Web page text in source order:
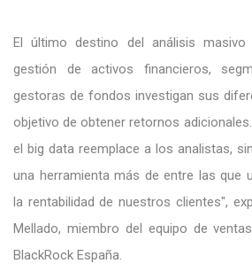
El último destino del análisis
gestión de activos financieros,
gestoras de fondos investigan sus
objetivo de obtener retornos
el big data reemplace a los analistas,
una herramienta más de entre las que
la rentabilidad de nuestros clientes",
Mellado, miembro del equipo de
BlackRock España.